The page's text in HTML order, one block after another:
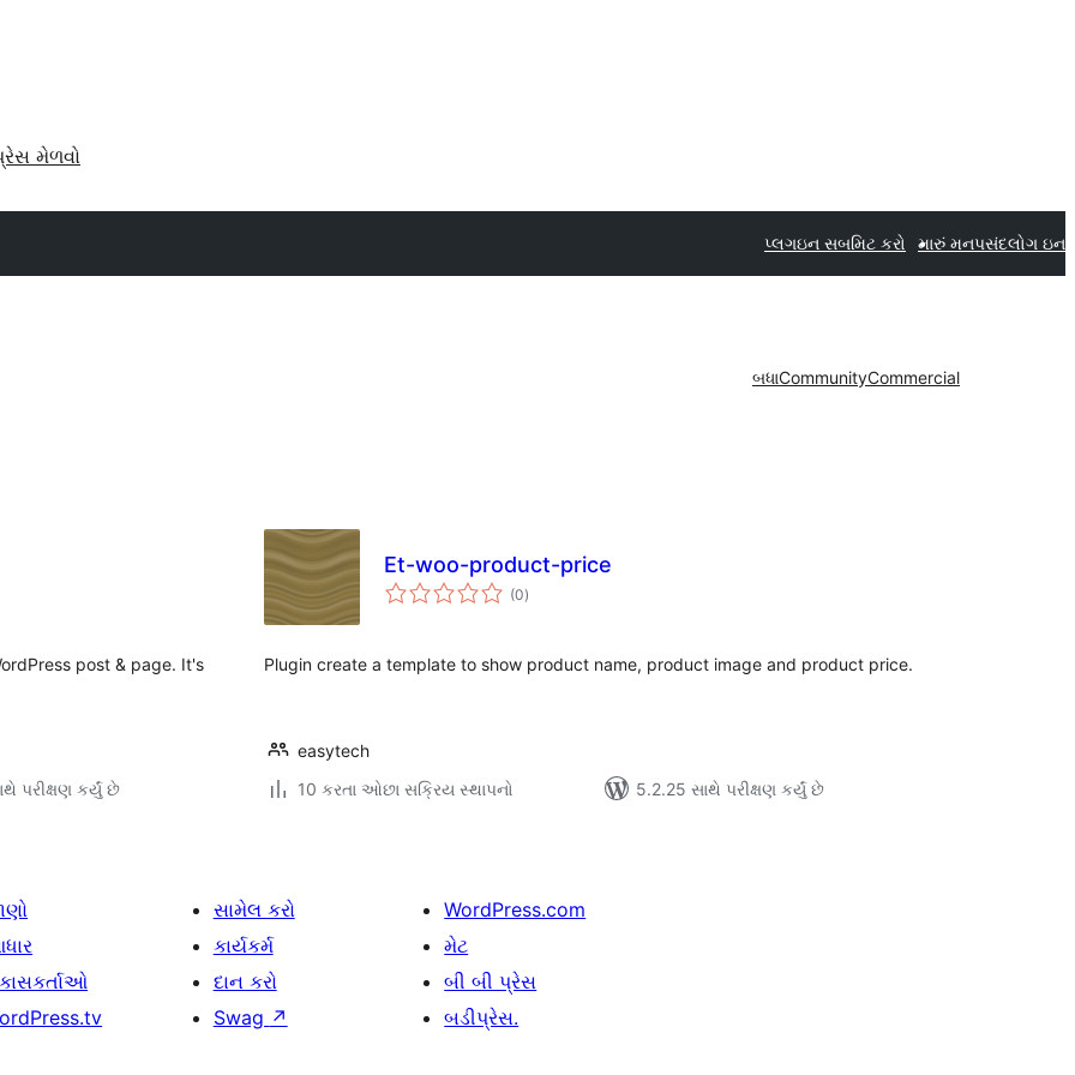
મેળવો
પ્લગઇન સબમિટ કરો મારું મનપસંદલોગ ઇન
બધાCommunityCommercial
post & page. It's
પરીક્ષણ કર્યું છે
Et-woo-product-price
(0કુલ
રેટિંગ્સ
)
Plugin create a template to show product name, product image and product price.
easytech
10 કરતા ઓછા સક્રિય સ્થાપનો
5.2.25 સાથે પરીક્ષણ કર્યું છે
સામેલ કરો
કાર્યકર્મ
દાન કરો
Swag ↗
WordPress.com
મેટ
બી બી પ્રેસ
બડીપ્રેસ.